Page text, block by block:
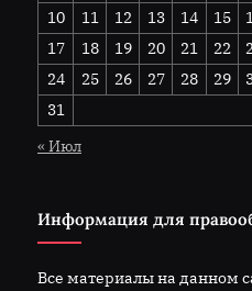
10
11 12 13 14 15
17
18 19 20 21 22
24
25 26 27 28 29
31
« Июл
Информация для
Все материалы на данном